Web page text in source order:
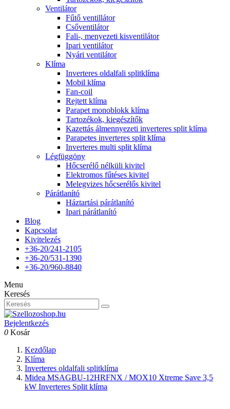
Ventilátor
Fűtő ventillátor
Csőventilátor
Fali-, menyezeti kisventilátor
Ipari ventilátor
Nyári ventilátor
Klíma
Inverteres oldalfali splitklíma
Mobil klíma
Fan-coil
Rejtett klíma
Parapet monoblokk klíma
Tartozékok, kiegészítők
Kazettás álmennyezeti inverteres split klíma
Parapetes inverteres split klíma
Inverteres multi split klíma
Légfüggöny
Hőcserélő nélküli kivitel
Elektromos fűtéses kivitel
Melegvizes hőcserélős kivitel
Párátlanító
Háztartási párátlanító
Ipari párátlanító
Blog
Kapcsolat
Kivitelezés
+36-20/241-2105
+36-20/531-1390
+36-20/960-8840
Menu
Keresés
Bejelentkezés
0 Kosár
Kezdőlap
Klíma
Inverteres oldalfali splitklíma
Midea MSAGBU-12HRFNX / MOX10 Xtreme Save 3,5
kW Inverteres Split klíma